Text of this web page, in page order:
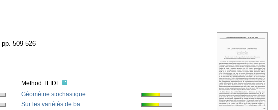
pp. 509-526
Method TFIDF
Géométrie stochastique...
Sur les variétés de ba...